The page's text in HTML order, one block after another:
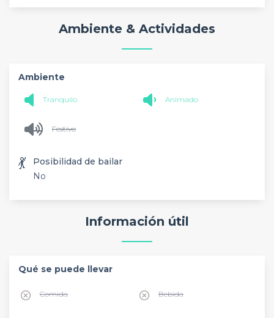
Ambiente & Actividades
Ambiente
Tranquilo Animado
Festivo
💃
Posibilidad de bailar
No
Información útil
Qué se puede llevar
Comida Bebida